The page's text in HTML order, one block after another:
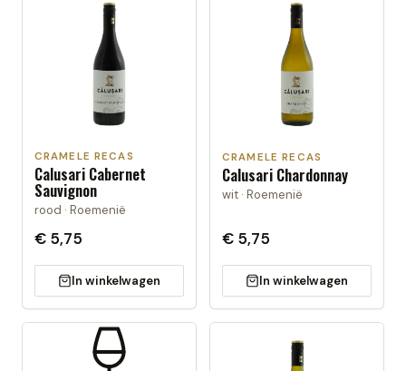
CRAMELE RECAS
Calusari Cabernet
Sauvignon
rood · Roemenië
€ 5,75
In winkelwagen
CRAMELE RECAS
Calusari Chardonnay
wit · Roemenië
€ 5,75
In winkelwagen